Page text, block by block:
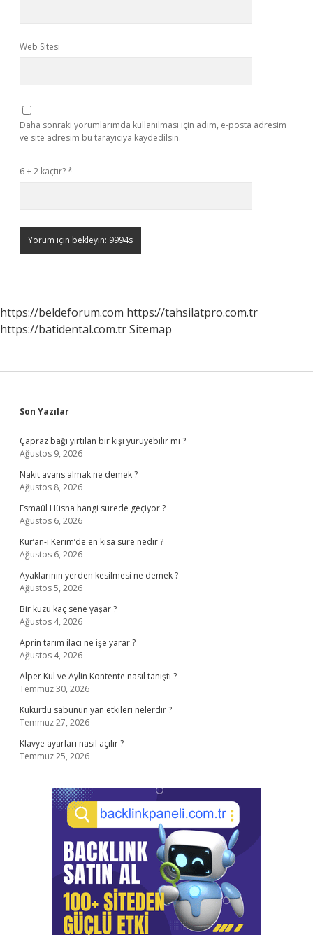
Web Sitesi
Daha sonraki yorumlarımda kullanılması için adım, e-posta adresim
ve site adresim bu tarayıcıya kaydedilsin.
6 + 2 kaçtır?*
https://beldeforum.com https://tahsilatpro.com.tr
https://batidental.com.trSitemap
Sidebar
Son Yazılar
Çapraz bağı yırtılan bir kişi yürüyebilir mi ?
Ağustos 9, 2026
Nakit avans almak ne demek ?
Ağustos 8, 2026
Esmaül Hüsna hangi surede geçiyor ?
Ağustos 6, 2026
Kur’an-ı Kerim’de en kısa süre nedir ?
Ağustos 6, 2026
Ayaklarının yerden kesilmesi ne demek ?
Ağustos 5, 2026
Bir kuzu kaç sene yaşar ?
Ağustos 4, 2026
Aprin tarım ilacı ne işe yarar ?
Ağustos 4, 2026
Alper Kul ve Aylin Kontente nasıl tanıştı ?
Temmuz 30, 2026
Kükürtlü sabunun yan etkileri nelerdir ?
Temmuz 27, 2026
Klavye ayarları nasıl açılır ?
Temmuz 25, 2026